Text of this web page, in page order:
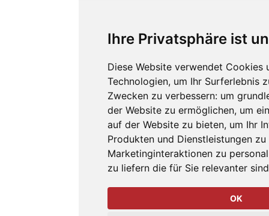
Ihre Privatsphäre ist
Diese Website verwendet Cookies
Technologien, um Ihr Surferlebnis
Zwecken zu verbessern: um
der Website zu ermöglichen, um
auf der Website zu bieten, um Ihr
Produkten und Dienstleistungen zu
Marketinginteraktionen zu
zu liefern die für Sie relevanter sind
OK